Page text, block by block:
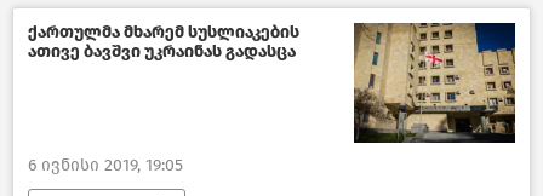
ქართულმა მხარემ სუსლიაკების
ათივე ბავშვი უკრაინას გადასცა
6 ივნისი 2019, 19:05